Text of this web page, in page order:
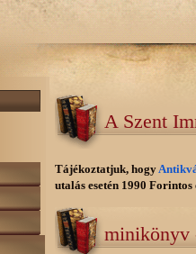
A Szent
Tájékoztatjuk, hogy
utalás esetén 1990
minikönyv